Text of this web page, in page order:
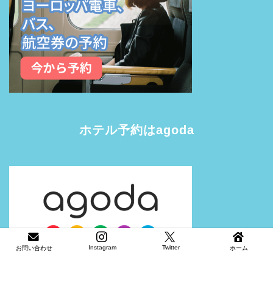
ホテル予約はagoda
お問い合わせ Instagram Twitter ホーム